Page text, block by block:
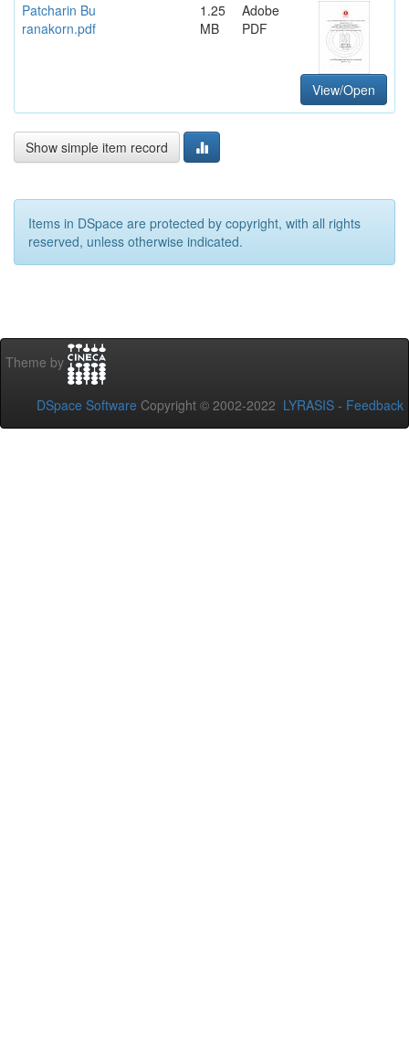
Patcharin Bu
ranakorn.pdf
1.25
MB
Adobe
PDF
View/Open
Show simple item record
Items in DSpace are protected by copyright, with all rights
reserved, unless otherwise indicated.
Theme by
DSpace Software Copyright © 2002-2022 LYRASIS - Feedback